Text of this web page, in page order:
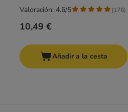
10,49 €
Valoración: 4.6/5 (176)
Añadir a la cesta